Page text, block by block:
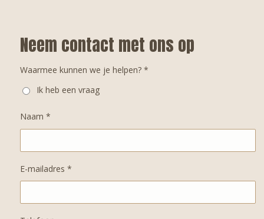
Neem contact met ons op
Waarmee kunnen we je helpen? *
Ik heb een vraag
Naam *
E-mailadres *